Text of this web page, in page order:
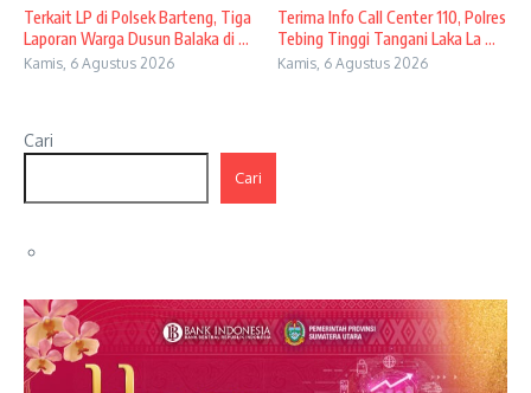
Terkait LP di Polsek Barteng, Tiga
Laporan Warga Dusun Balaka di ...
Kamis, 6 Agustus 2026
Terima Info Call Center 110, Polres
Tebing Tinggi Tangani Laka La ...
Kamis, 6 Agustus 2026
Cari
Cari